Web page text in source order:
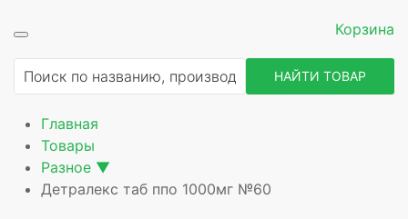
Корзина
НАЙТИ ТОВАР
Главная
Товары
Разное ▼
Детралекс таб ппо 1000мг №60